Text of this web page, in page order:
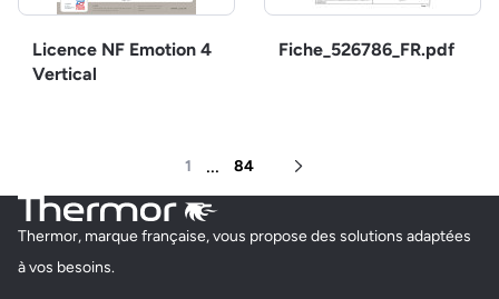
Licence NF Emotion 4
Vertical
Fiche_526786_FR.pdf
1 ... 84
Page suivante
Thermor, marque française, vous propose des solutions adaptées
à vos besoins.